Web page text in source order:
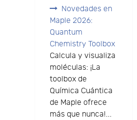
Novedades en
Maple 2026:
Quantum
Chemistry Toolbox
Calcula y visualiza
moléculas: ¡La
toolbox de
Química Cuántica
de Maple ofrece
más que nunca!...